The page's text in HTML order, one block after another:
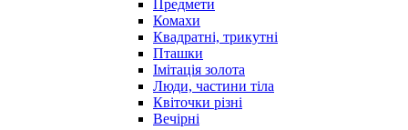
Предмети
Комахи
Квадратні, трикутні
Пташки
Імітація золота
Люди, частини тіла
Квіточки різні
Вечірні